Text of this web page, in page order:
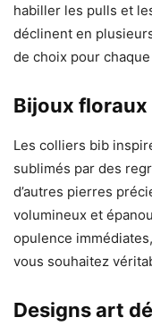
habiller les pulls et
déclinent en
de choix pour
Bijoux
Les colliers bib
sublimés par des
d’autres pierres
volumineux et
opulence
vous souhaitez
Designs art